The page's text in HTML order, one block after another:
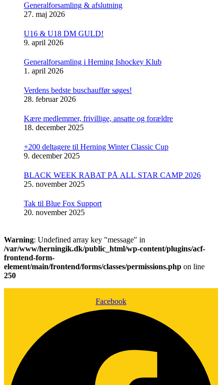
Generalforsamling & afslutning
27. maj 2026
U16 & U18 DM GULD!
9. april 2026
Generalforsamling i Herning Ishockey Klub
1. april 2026
Verdens bedste buschauffør søges!
28. februar 2026
Kære medlemmer, frivillige, ansatte og forældre
18. december 2025
+200 deltagere til Herning Winter Classic Cup
9. december 2025
BLACK WEEK RABAT PÅ ALL STAR CAMP 2026
25. november 2025
Tak til Blue Fox Support
20. november 2025
Warning: Undefined array key "message" in
/var/www/herningik.dk/public_html/wp-content/plugins/acf-
frontend-form-
element/main/frontend/forms/classes/permissions.php on line
250
Facebook